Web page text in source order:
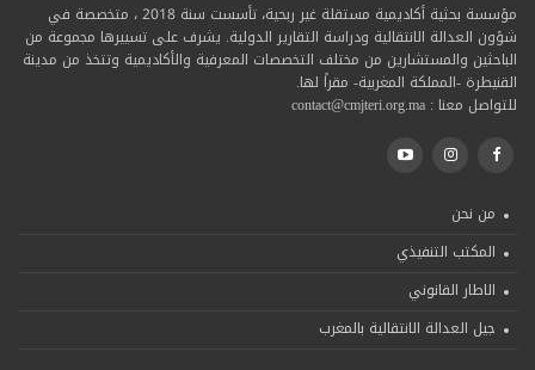
مؤسسة بحثية أكاديمية مستقلة غير ربحية، تأسست سنة 2018 ، متخصصة في
شؤون العدالة الانتقالية ودراسة التقارير الدولية. يشرف على تسييرها مجموعة من
الباحثين والمستشارين من مختلف التخصصات المعرفية والأكاديمية وتتخذ من مدينة
القنيطرة -المملكة المغربية- مقراً لها.
للتواصل معنا : contact@cmjteri.org.ma
من نحن
المكتب التنفيذي
الاطار القانوني
جيل العدالة الانتقالية بالمغرب